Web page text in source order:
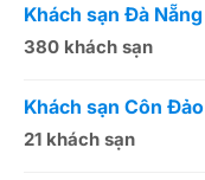
Khách sạn Đà Nẵng
380 khách sạn
Khách sạn Côn Đảo
21 khách sạn